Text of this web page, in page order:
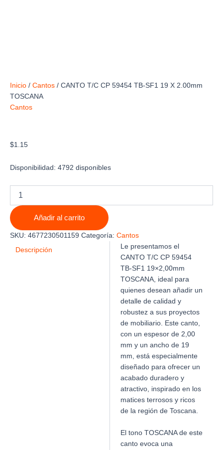
Inicio / Cantos / CANTO T/C CP 59454 TB-SF1 19 X 2.00mm
TOSCANA
Cantos
$1.15
Disponibilidad: 4792 disponibles
T/C
CP
59454
TB-
SF1
19
Añadir al carrito
SKU: 4677230501159 Categoría: Cantos
Descripción
Le presentamos el
CANTO T/C CP 59454
TB-SF1 19×2,00mm
TOSCANA, ideal para
quienes desean añadir un
detalle de calidad y
robustez a sus proyectos
de mobiliario. Este canto,
con un espesor de 2,00
mm y un ancho de 19
mm, está especialmente
diseñado para ofrecer un
acabado duradero y
atractivo, inspirado en los
matices terrosos y ricos
de la región de Toscana.
El tono TOSCANA de este
canto evoca una